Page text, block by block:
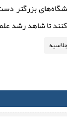
بزرگتر
کنند تا شاهد